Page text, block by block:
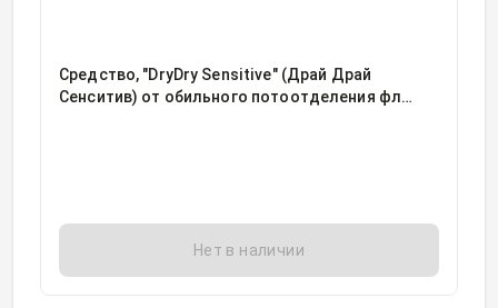
Средство, "DryDry Sensitive" (Драй Драй
Сенситив) от обильного потоотделения фл
Нет в наличии